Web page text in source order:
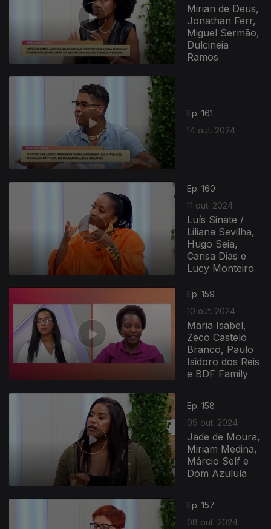
Mirian de Deus,
Jonathan Ferr,
Miguel Sermão,
Dulcineia
Ramos
Ep. 161
14 out. 2024
Ep. 160
11 out. 2024
Luís Sinate /
Liliana Sevilha,
Hugo Seia,
Carisa Dias e
Lucy Monteiro
Ep. 159
10 out. 2024
Maria Isabel,
Zeco Castelo
Branco, Paulo
Isidoro dos Reis
e BDF Family
Ep. 158
09 out. 2024
Jade de Moura,
Miriam Medina,
Márcio Self e
Dom Azulula
Ep. 157
08 out. 2024